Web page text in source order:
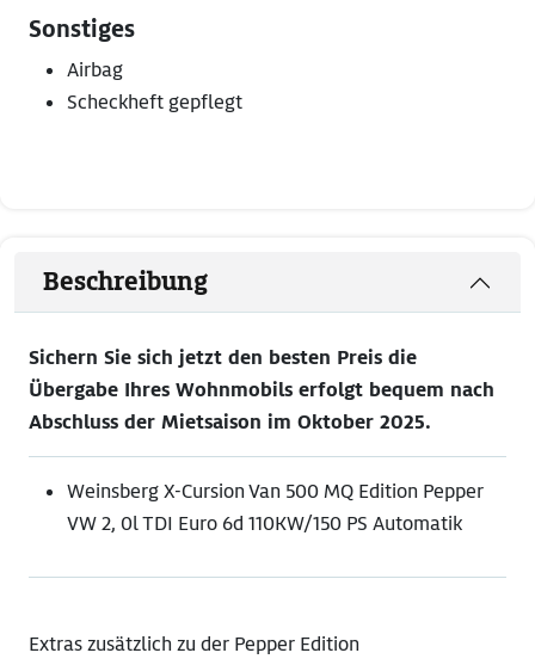
Sonstiges
Airbag
Scheckheft gepflegt
Beschreibung
Sichern Sie sich jetzt den besten Preis die
Übergabe Ihres Wohnmobils erfolgt bequem nach
Abschluss der Mietsaison im Oktober 2025.
Weinsberg X-Cursion Van 500 MQ Edition Pepper
VW 2, 0l TDI Euro 6d 110KW/150 PS Automatik
Extras zusätzlich zu der Pepper Edition